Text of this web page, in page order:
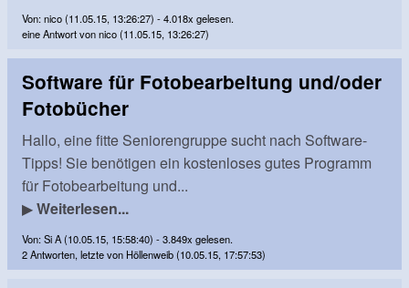
Von: nico (11.05.15, 13:26:27) - 4.018x gelesen.
eine Antwort von nico (11.05.15, 13:26:27)
Software für Fotobearbeitung und/oder
Fotobücher
Hallo, eine fitte Seniorengruppe sucht nach Software-
Tipps! Sie benötigen ein kostenloses gutes Programm
für Fotobearbeitung und...
▶Weiterlesen...
Von: Si A (10.05.15, 15:58:40) - 3.849x gelesen.
2 Antworten, letzte von Höllenweib (10.05.15, 17:57:53)